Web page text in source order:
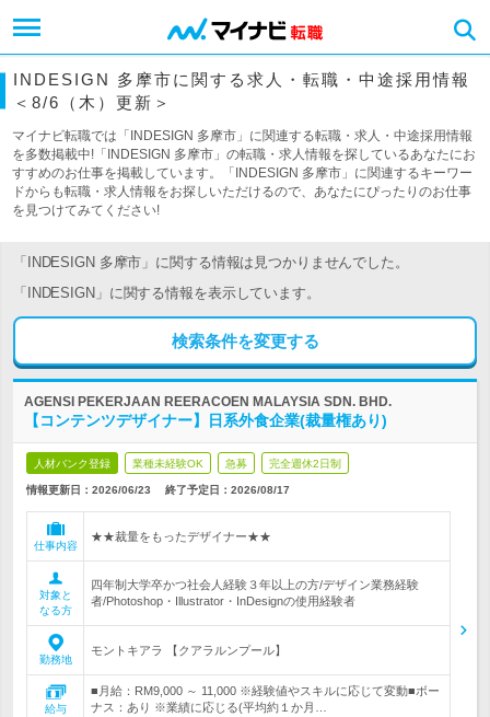
INDESIGN 多摩市に関する求人・転職・中途採用情報
＜8/6（木）更新＞
マイナビ転職では「INDESIGN 多摩市」に関連する転職・求人・中途採用情報
を多数掲載中!「INDESIGN 多摩市」の転職・求人情報を探しているあなたにお
すすめのお仕事を掲載しています。「INDESIGN 多摩市」に関連するキーワー
ドからも転職・求人情報をお探しいただけるので、あなたにぴったりのお仕事
を見つけてみてください!
「INDESIGN 多摩市」に関する情報は見つかりませんでした。
「INDESIGN」に関する情報を表示しています。
検索条件を変更する
AGENSI PEKERJAAN REERACOEN MALAYSIA SDN. BHD.
【コンテンツデザイナー】日系外食企業(裁量権あり)
人材バンク登録 業種未経験OK 急募 完全週休2日制
情報更新日：2026/06/23 終了予定日： 2026/08/17
仕事内容
★★裁量をもったデザイナー★★
対象と
なる方
四年制大学卒かつ社会人経験３年以上の方/デザイン業務経験
者/Photoshop・Illustrator・InDesignの使用経験者
勤務地
モントキアラ 【クアラルンプール】
給与
■月給：RM9,000 ～ 11,000 ※経験値やスキルに応じて変動■ボー
ナス：あり ※業績に応じる(平均約１か月…